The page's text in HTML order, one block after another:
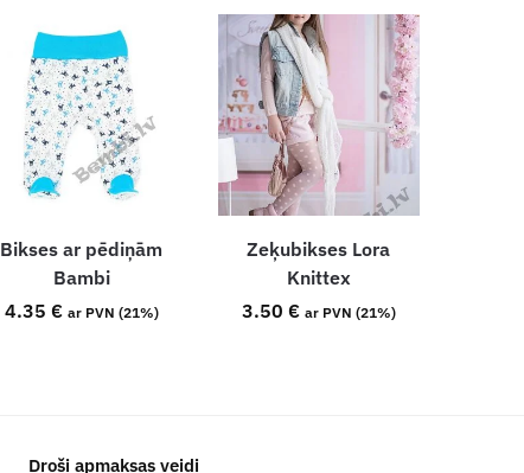
Bikses ar pēdiņām
Bambi
4.35 € ar PVN (21%)
Zeķubikses Lora
Knittex
3.50 € ar PVN (21%)
Droši apmaksas veidi